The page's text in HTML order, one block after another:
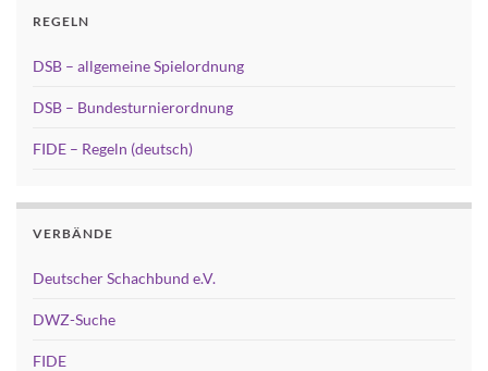
REGELN
DSB – allgemeine Spielordnung
DSB – Bundesturnierordnung
FIDE – Regeln (deutsch)
VERBÄNDE
Deutscher Schachbund e.V.
DWZ-Suche
FIDE